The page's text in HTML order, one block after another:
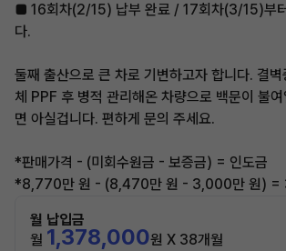
■ 16회차(2/15) 납부 완료 / 17회차(3/15)부터
다.
둘째 출산으로 큰 차로 기변하고자 합니다. 결
체 PPF 후 병적 관리해온 차량으로 백문이 불여
면 아실겁니다. 편하게 문의 주세요.
*판매가격 - (미회수원금 - 보증금) = 인도금
*8,770만 원 - (8,470만 원 - 3,000만 원) =
월 납입금
월 1,378,000원 X 38개월